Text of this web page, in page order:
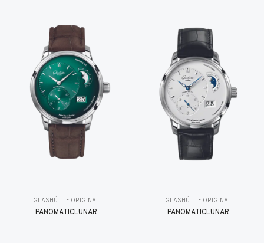
GLASHÜTTE ORIGINAL
PANOMATICLUNAR
GLASHÜTTE ORIGINAL
PANOMATICLUNAR